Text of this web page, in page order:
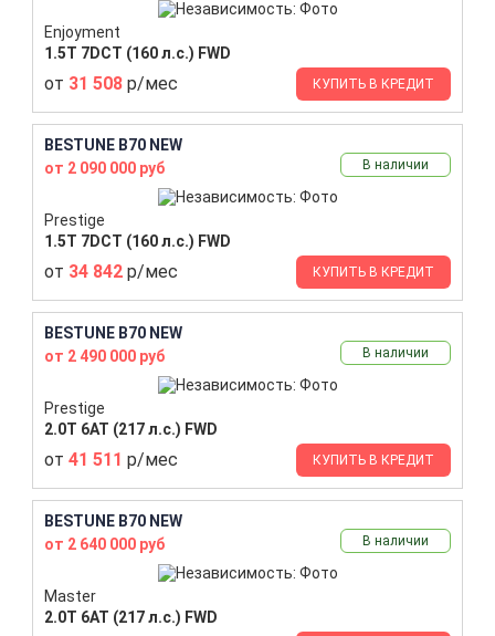
Enjoyment
1.5T 7DCT (160 л.с.) FWD
от 31 508 р/мес КУПИТЬ В КРЕДИТ
BESTUNE B70 NEW
от 2 090 000 руб
В наличии
Prestige
1.5T 7DCT (160 л.с.) FWD
от 34 842 р/мес КУПИТЬ В КРЕДИТ
BESTUNE B70 NEW
от 2 490 000 руб
В наличии
Prestige
2.0T 6AT (217 л.с.) FWD
от 41 511 р/мес КУПИТЬ В КРЕДИТ
BESTUNE B70 NEW
от 2 640 000 руб
В наличии
Master
2.0T 6AT (217 л.с.) FWD